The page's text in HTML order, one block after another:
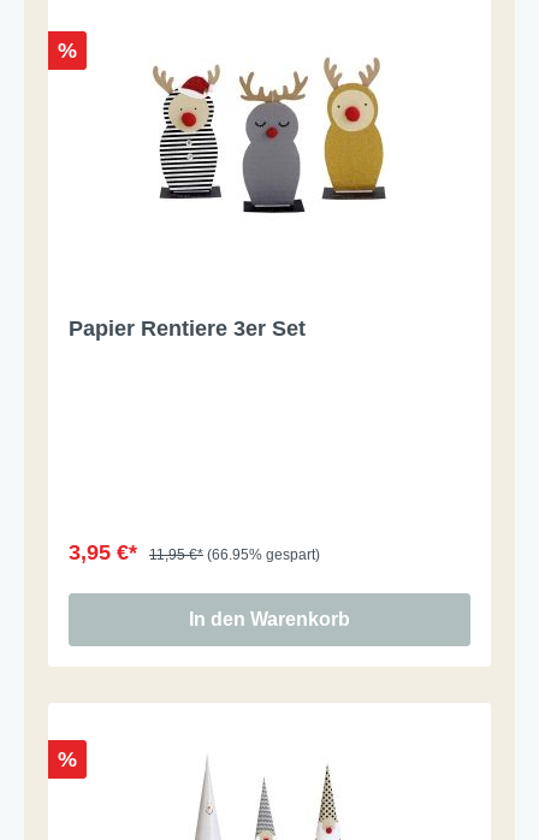
%
Papier Rentiere 3er Set
3,95 €* 11,95 €* (66.95% gespart)
In den Warenkorb
%